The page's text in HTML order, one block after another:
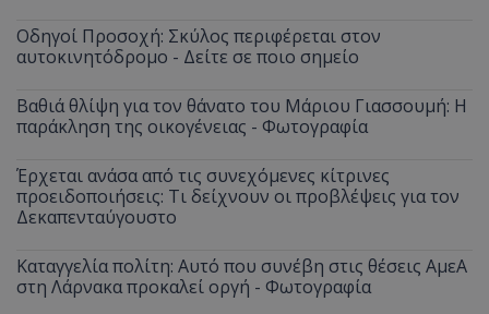
Οδηγοί Προσοχή: Σκύλος περιφέρεται στον
αυτοκινητόδρομο - Δείτε σε ποιο σημείο
Βαθιά θλίψη για τον θάνατο του Μάριου Γιασσουμή: Η
παράκληση της οικογένειας - Φωτογραφία
Έρχεται ανάσα από τις συνεχόμενες κίτρινες
προειδοποιήσεις: Τι δείχνουν οι προβλέψεις για τον
Δεκαπενταύγουστο
Καταγγελία πολίτη: Αυτό που συνέβη στις θέσεις ΑμεΑ
στη Λάρνακα προκαλεί οργή - Φωτογραφία